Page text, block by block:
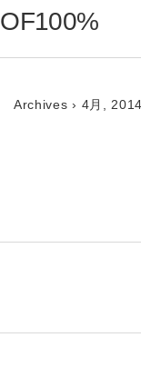
Archives › 4月, 2014